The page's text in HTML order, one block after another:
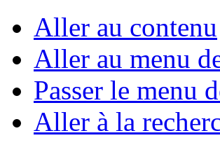
Aller au contenu
Aller au menu
Passer le menu
Aller à la